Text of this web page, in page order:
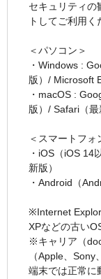
セキュリティの
トしてご利用く
＜パソコン＞
・Windows :
版）/ Microsoft
・macOS :
版）/ Safari（最
＜スマートフォ
・iOS（iOS 14
新版）
・Android（
※Internet
XPなどの古い
※キャリア（
（Apple、
端末では正常に